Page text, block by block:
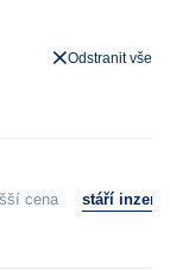
Odstranit vše
cena stáří